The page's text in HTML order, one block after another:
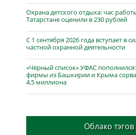
Охрана детского отдыха: час
Татарстане оценили в 230 рублей
С 1 сентября 2026 года вступает в
частной охранной деятельности
«Чёрный список» УФАС
фирмы из Башкирии и Крыма
4,5 миллиона
Облако тэгов